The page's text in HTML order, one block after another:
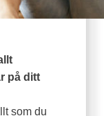
på ditt
som du